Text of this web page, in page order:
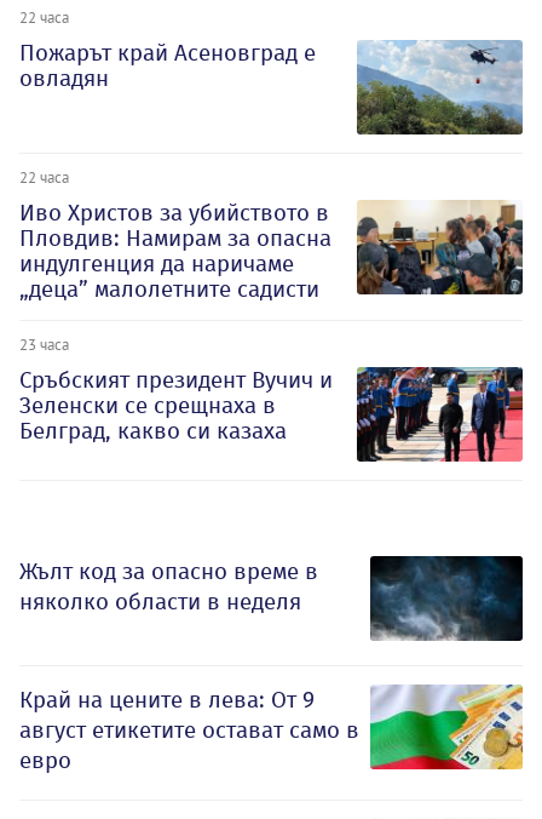
22 часа
Пожарът край Асеновград е
овладян
22 часа
Иво Христов за убийството в
Пловдив: Намирам за опасна
индулгенция да наричаме
„деца” малолетните садисти
23 часа
Сръбският президент Вучич и
Зеленски се срещнаха в
Белград, какво си казаха
Жълт код за опасно време в
няколко области в неделя
Край на цените в лева: От 9
август етикетите остават само в
евро